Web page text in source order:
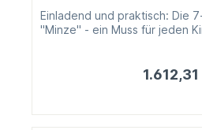
Einladend und praktisch: Die
"Minze" - ein Muss für jeden